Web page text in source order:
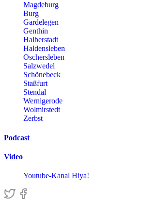
Magdeburg
Burg
Gardelegen
Genthin
Halberstadt
Haldensleben
Oschersleben
Salzwedel
Schönebeck
Staßfurt
Stendal
Wernigerode
Wolmirstedt
Zerbst
Podcast
Video
Youtube-Kanal Hiya!